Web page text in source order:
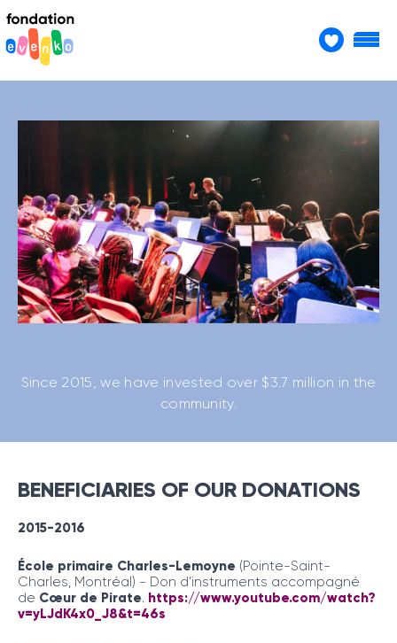
Since 2015, we have invested over $3.7 million in the
community.
BENEFICIARIES OF OUR DONATIONS
2015-2016
École primaire Charles-Lemoyne (Pointe-Saint-
Charles, Montréal) - Don d’instruments accompagné
de Cœur de Pirate. https://www.youtube.com/watch?
v=yLJdK4x0_J8&t=46s